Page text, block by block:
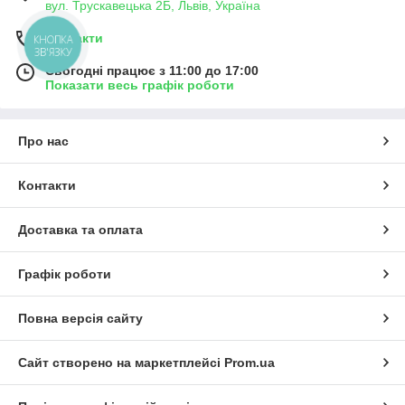
вул. Трускавецька 2Б, Львів, Україна
Контакти
Сьогодні працює з 11:00 до 17:00
Показати весь графік роботи
Про нас
Контакти
Доставка та оплата
Графік роботи
Повна версія сайту
Сайт створено на маркетплейсі Prom.ua
КНОПКА
ЗВ'ЯЗКУ